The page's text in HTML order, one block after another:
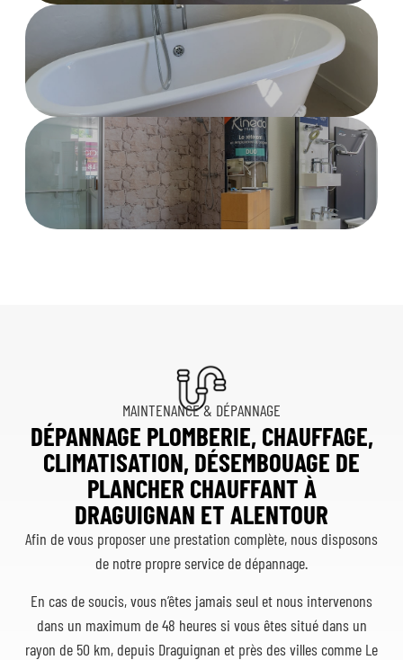
MAINTENANCE & DÉPANNAGE
DÉPANNAGE PLOMBERIE, CHAUFFAGE,
CLIMATISATION, DÉSEMBOUAGE DE
PLANCHER CHAUFFANT À
DRAGUIGNAN ET ALENTOUR
Afin de vous proposer une prestation complète, nous disposons
de notre propre service de dépannage.
En cas de soucis, vous n’êtes jamais seul et nous intervenons
dans un maximum de 48 heures si vous êtes situé dans un
rayon de 50 km, depuis Draguignan et près des villes comme Le